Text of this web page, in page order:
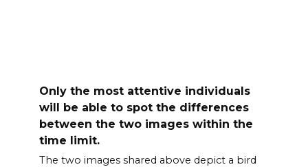
Only the most attentive individuals
will be able to spot the differences
between the two images within the
time limit.
The two images shared above depict a bird